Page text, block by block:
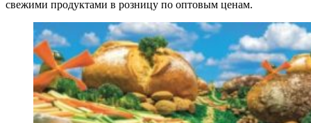
свежими продуктами в розницу по оптовым ценам.